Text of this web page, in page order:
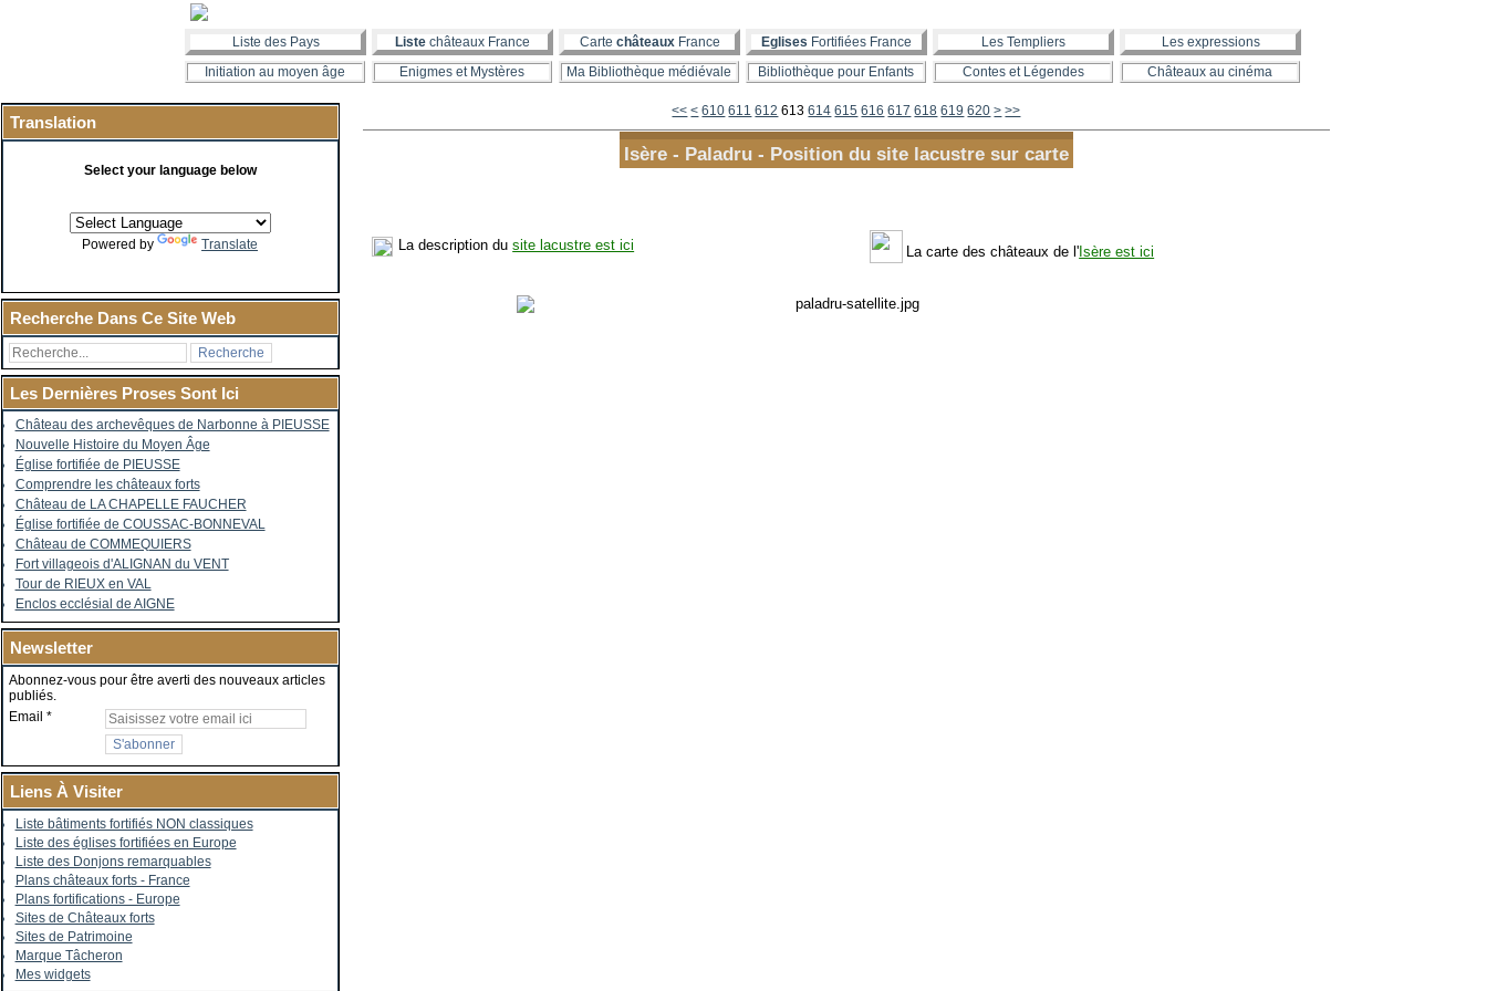
Liste des Pays Liste châteaux France Carte châteauxFrance Eglises Fortifiées France Les Templiers
Les expressions
Initiation au moyen âge
Enigmes et Mystères Ma Bibliothèque médiévale Bibliothèque pour Enfants Contes et Légendes Châteaux au cinéma
Translation
Select your language below
Powered by Translate
Recherche Dans Ce Site Web
Les Dernières Proses Sont Ici
Château des archevêques de Narbonne à PIEUSSE
Nouvelle Histoire du Moyen Âge
Église fortifiée de PIEUSSE
Comprendre les châteaux forts
Château de LA CHAPELLE FAUCHER
Église fortifiée de COUSSAC-BONNEVAL
Château de COMMEQUIERS
Fort villageois d'ALIGNAN du VENT
Tour de RIEUX en VAL
Enclos ecclésial de AIGNE
Newsletter
Abonnez-vous pour être averti des nouveaux articles
publiés.
Email
Liens À Visiter
Liste bâtiments fortifiés NON classiques
Liste des églises fortifiées en Europe
Liste des Donjons remarquables
Plans châteaux forts - France
Plans fortifications - Europe
Sites de Châteaux forts
Sites de Patrimoine
Marque Tâcheron
Mes widgets
<< < 600
610 611 612 613 614 615 616 617 618 619 620 630
640
650
660
670
680
690
700
800
900
1000
1100
1200
1300
> >>
Isère - Paladru - Position du site lacustre sur carte
La description dusite lacustre est ici La carte des châteaux de l' Isère est ici